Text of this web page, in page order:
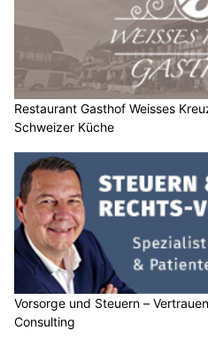
Restaurant Gasthof Weisses
Schweizer Küche
Vorsorge und Steuern –
Consulting